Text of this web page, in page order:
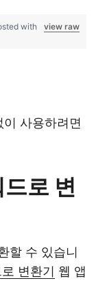
view raw
with
이 사용하려면
로 변
할 수 있습니
변환기 웹 앱